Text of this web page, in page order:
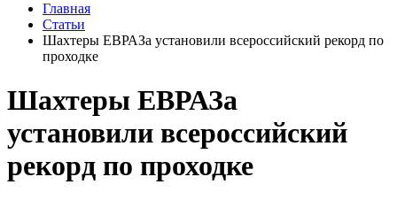
Главная
Статьи
Шахтеры ЕВРАЗа установили всероссийский рекорд по
проходке
Шахтеры ЕВРАЗа
установили всероссийский
рекорд по проходке